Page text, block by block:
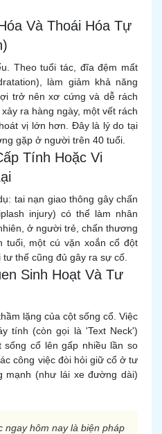
Và Thoái Hóa Tự
Theo tuổi tác, đĩa đệm mất
làm giảm khả năng
trở nên xơ cứng và dễ rách
ra hàng ngày, một vết rách
vị lớn hơn. Đây là lý do tại
gặp ở người trên 40 tuổi.
Tính Hoặc Vi
tai nạn giao thông gây chấn
injury) có thể làm nhân
ở người trẻ, chấn thương
một cú vặn xoắn cổ đột
thế cũng đủ gây ra sự cố.
Sinh Hoạt Và Tư
lặng của cột sống cổ. Việc
tính (còn gọi là 'Text Neck')
cổ lên gấp nhiều lần so
công việc đòi hỏi giữ cổ ở tư
mạnh (như lái xe đường dài)
ngay hôm nay là biện pháp